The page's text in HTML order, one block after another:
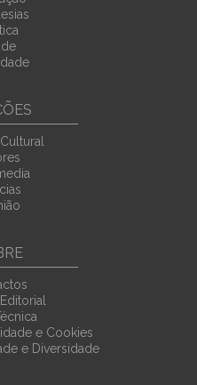
e Cookies
e Diversidade